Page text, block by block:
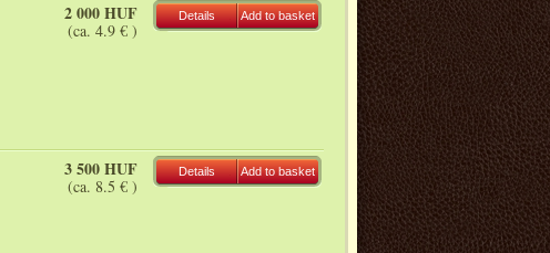
2 000 HUF
(ca. 4.9 € )
Details Add to basket
3 500 HUF
(ca. 8.5 € )
Details Add to basket